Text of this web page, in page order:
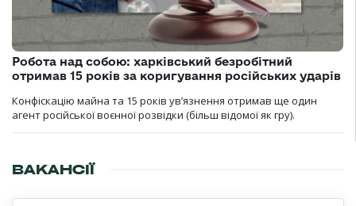
Робота над собою: харківський безробітний
отримав 15 років за коригування російських ударів
Конфіскацію майна та 15 років увʼязнення отримав ще один
агент російської воєнної розвідки (більш відомої як гру).
ВАКАНСІЇ